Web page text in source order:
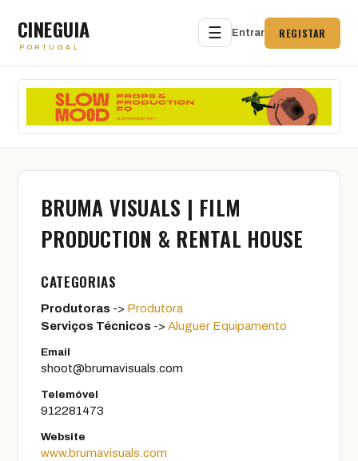
CINEGUIA
PORTUGAL
☰ Entrar REGISTAR
BRUMA VISUALS | FILM
PRODUCTION & RENTAL HOUSE
CATEGORIAS
Produtoras -> Produtora
Serviços Técnicos -> Aluguer Equipamento
Email
shoot@brumavisuals.com
Telemóvel
912281473
Website
www.brumavisuals.com